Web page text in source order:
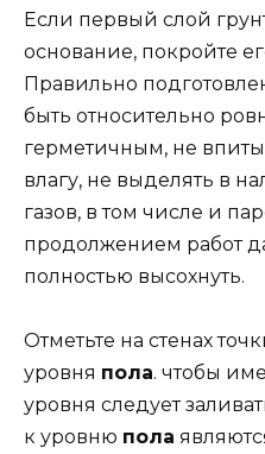
Если первый слой
основание, покройте
Правильно
быть относительно
герметичным, не
влагу, не выделять в
газов, в том числе и
продолжением работ
полностью высохнуть.
Отметьте на стенах
уровня пола. чтобы
уровня следует
к уровню пола